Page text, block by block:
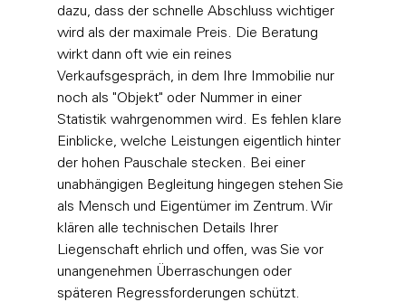
dazu, dass der schnelle Abschluss wichtiger
wird als der maximale Preis. Die Beratung
wirkt dann oft wie ein reines
Verkaufsgespräch, in dem Ihre Immobilie nur
noch als "Objekt" oder Nummer in einer
Statistik wahrgenommen wird. Es fehlen klare
Einblicke, welche Leistungen eigentlich hinter
der hohen Pauschale stecken. Bei einer
unabhängigen Begleitung hingegen stehen Sie
als Mensch und Eigentümer im Zentrum. Wir
klären alle technischen Details Ihrer
Liegenschaft ehrlich und offen, was Sie vor
unangenehmen Überraschungen oder
späteren Regressforderungen schützt.